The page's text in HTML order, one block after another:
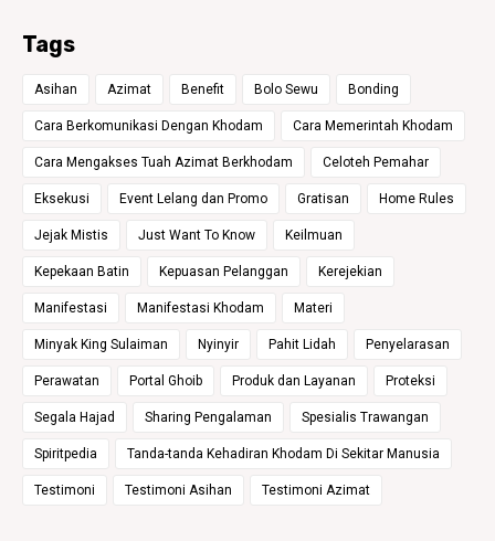
Tags
Asihan Azimat Benefit Bolo Sewu Bonding
Cara Berkomunikasi Dengan Khodam Cara Memerintah Khodam
Cara Mengakses Tuah Azimat Berkhodam Celoteh Pemahar
Eksekusi Event Lelang dan Promo Gratisan Home Rules
Jejak Mistis Just Want To Know Keilmuan
Kepekaan Batin Kepuasan Pelanggan Kerejekian
Manifestasi Manifestasi Khodam Materi
Minyak King Sulaiman Nyinyir Pahit Lidah Penyelarasan
Perawatan Portal Ghoib Produk dan Layanan Proteksi
Segala Hajad Sharing Pengalaman Spesialis Trawangan
Spiritpedia Tanda-tanda Kehadiran Khodam Di Sekitar Manusia
Testimoni Testimoni Asihan Testimoni Azimat